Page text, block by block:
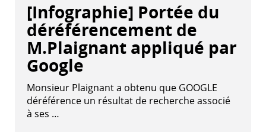
[Infographie] Portée du
déréférencement de
M.Plaignant appliqué par
Google
Monsieur Plaignant a obtenu que GOOGLE
déréférence un résultat de recherche associé
à ses …